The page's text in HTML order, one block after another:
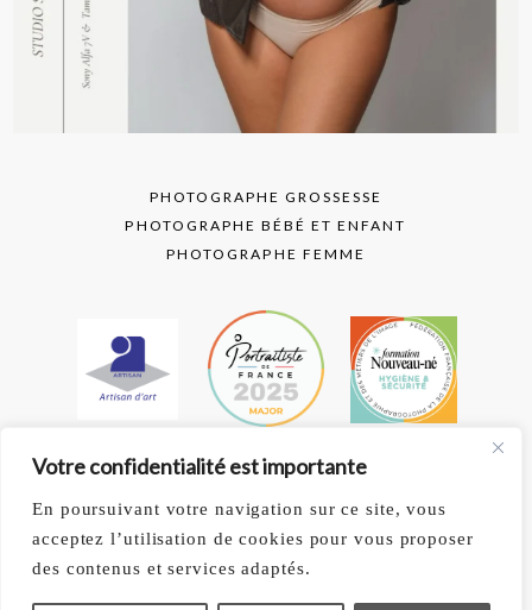
Votre confidentialité est importante
En poursuivant votre navigation sur ce site, vous
acceptez l’utilisation de cookies pour vous proposer
des contenus et services adaptés.
CONTACTEZ-MOI
T. 06 62 45 43 84
text layer
PHOTOGRAPHE GROSSESSE
PHOTOGRAPHE BÉBÉ ET ENFANT
PHOTOGRAPHE FEMME